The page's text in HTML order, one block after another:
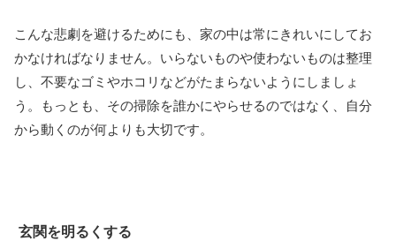
こんな悲劇を避けるためにも、家の中は常にきれいにしてお
かなければなりません。いらないものや使わないものは整理
し、不要なゴミやホコリなどがたまらないようにしましょ
う。もっとも、その掃除を誰かにやらせるのではなく、自分
から動くのが何よりも大切です。
玄関を明るくする